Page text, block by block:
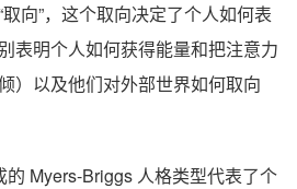
向”，这个取向决定了个人如何表
表明个人如何获得能量和把注意力
）以及他们对外部世界如何取向
Myers-Briggs 人格类型代表了个